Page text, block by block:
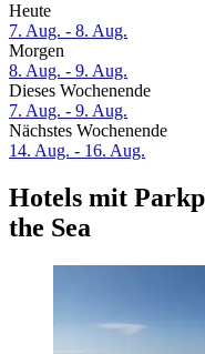
Heute
7. Aug. - 8. Aug.
Morgen
8. Aug. - 9. Aug.
Dieses Wochenende
7. Aug. - 9. Aug.
Nächstes Wochenende
14. Aug. - 16. Aug.
Hotels mit
the Sea